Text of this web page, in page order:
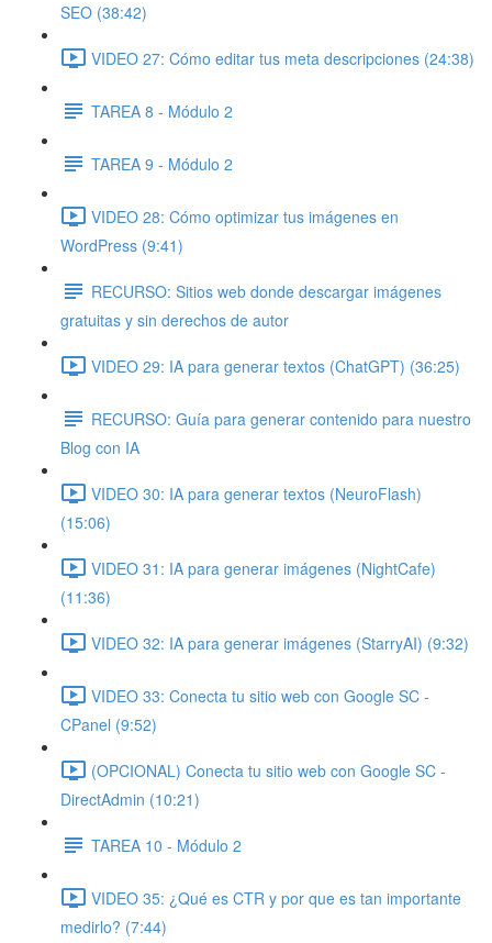
SEO (38:42)
VIDEO 27: Cómo editar tus meta descripciones (24:38)
TAREA 8 - Módulo 2
TAREA 9 - Módulo 2
VIDEO 28: Cómo optimizar tus imágenes en
WordPress (9:41)
RECURSO: Sitios web donde descargar imágenes
gratuitas y sin derechos de autor
VIDEO 29: IA para generar textos (ChatGPT) (36:25)
RECURSO: Guía para generar contenido para nuestro
Blog con IA
VIDEO 30: IA para generar textos (NeuroFlash)
(15:06)
VIDEO 31: IA para generar imágenes (NightCafe)
(11:36)
VIDEO 32: IA para generar imágenes (StarryAI) (9:32)
VIDEO 33: Conecta tu sitio web con Google SC -
CPanel (9:52)
(OPCIONAL) Conecta tu sitio web con Google SC -
DirectAdmin (10:21)
TAREA 10 - Módulo 2
VIDEO 35: ¿Qué es CTR y por que es tan importante
medirlo? (7:44)